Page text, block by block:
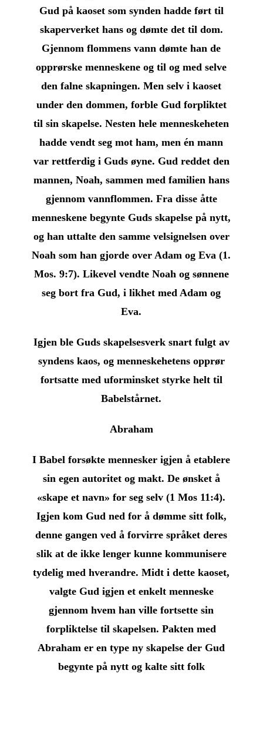
Gud på kaoset som synden hadde ført til
skaperverket hans og dømte det til dom.
Gjennom flommens vann dømte han de
opprørske menneskene og til og med selve
den falne skapningen. Men selv i kaoset
under den dommen, forble Gud forpliktet
til sin skapelse. Nesten hele menneskeheten
hadde vendt seg mot ham, men én mann
var rettferdig i Guds øyne. Gud reddet den
mannen, Noah, sammen med familien hans
gjennom vannflommen. Fra disse åtte
menneskene begynte Guds skapelse på nytt,
og han uttalte den samme velsignelsen over
Noah som han gjorde over Adam og Eva (1.
Mos. 9:7). Likevel vendte Noah og sønnene
seg bort fra Gud, i likhet med Adam og
Eva.
Igjen ble Guds skapelsesverk snart fulgt av
syndens kaos, og menneskehetens opprør
fortsatte med uforminsket styrke helt til
Babelstårnet.
Abraham
I Babel forsøkte mennesker igjen å etablere
sin egen autoritet og makt. De ønsket å
«skape et navn» for seg selv (1 Mos 11:4).
Igjen kom Gud ned for å dømme sitt folk,
denne gangen ved å forvirre språket deres
slik at de ikke lenger kunne kommunisere
tydelig med hverandre. Midt i dette kaoset,
valgte Gud igjen et enkelt menneske
gjennom hvem han ville fortsette sin
forpliktelse til skapelsen. Pakten med
Abraham er en type ny skapelse der Gud
begynte på nytt og kalte sitt folk